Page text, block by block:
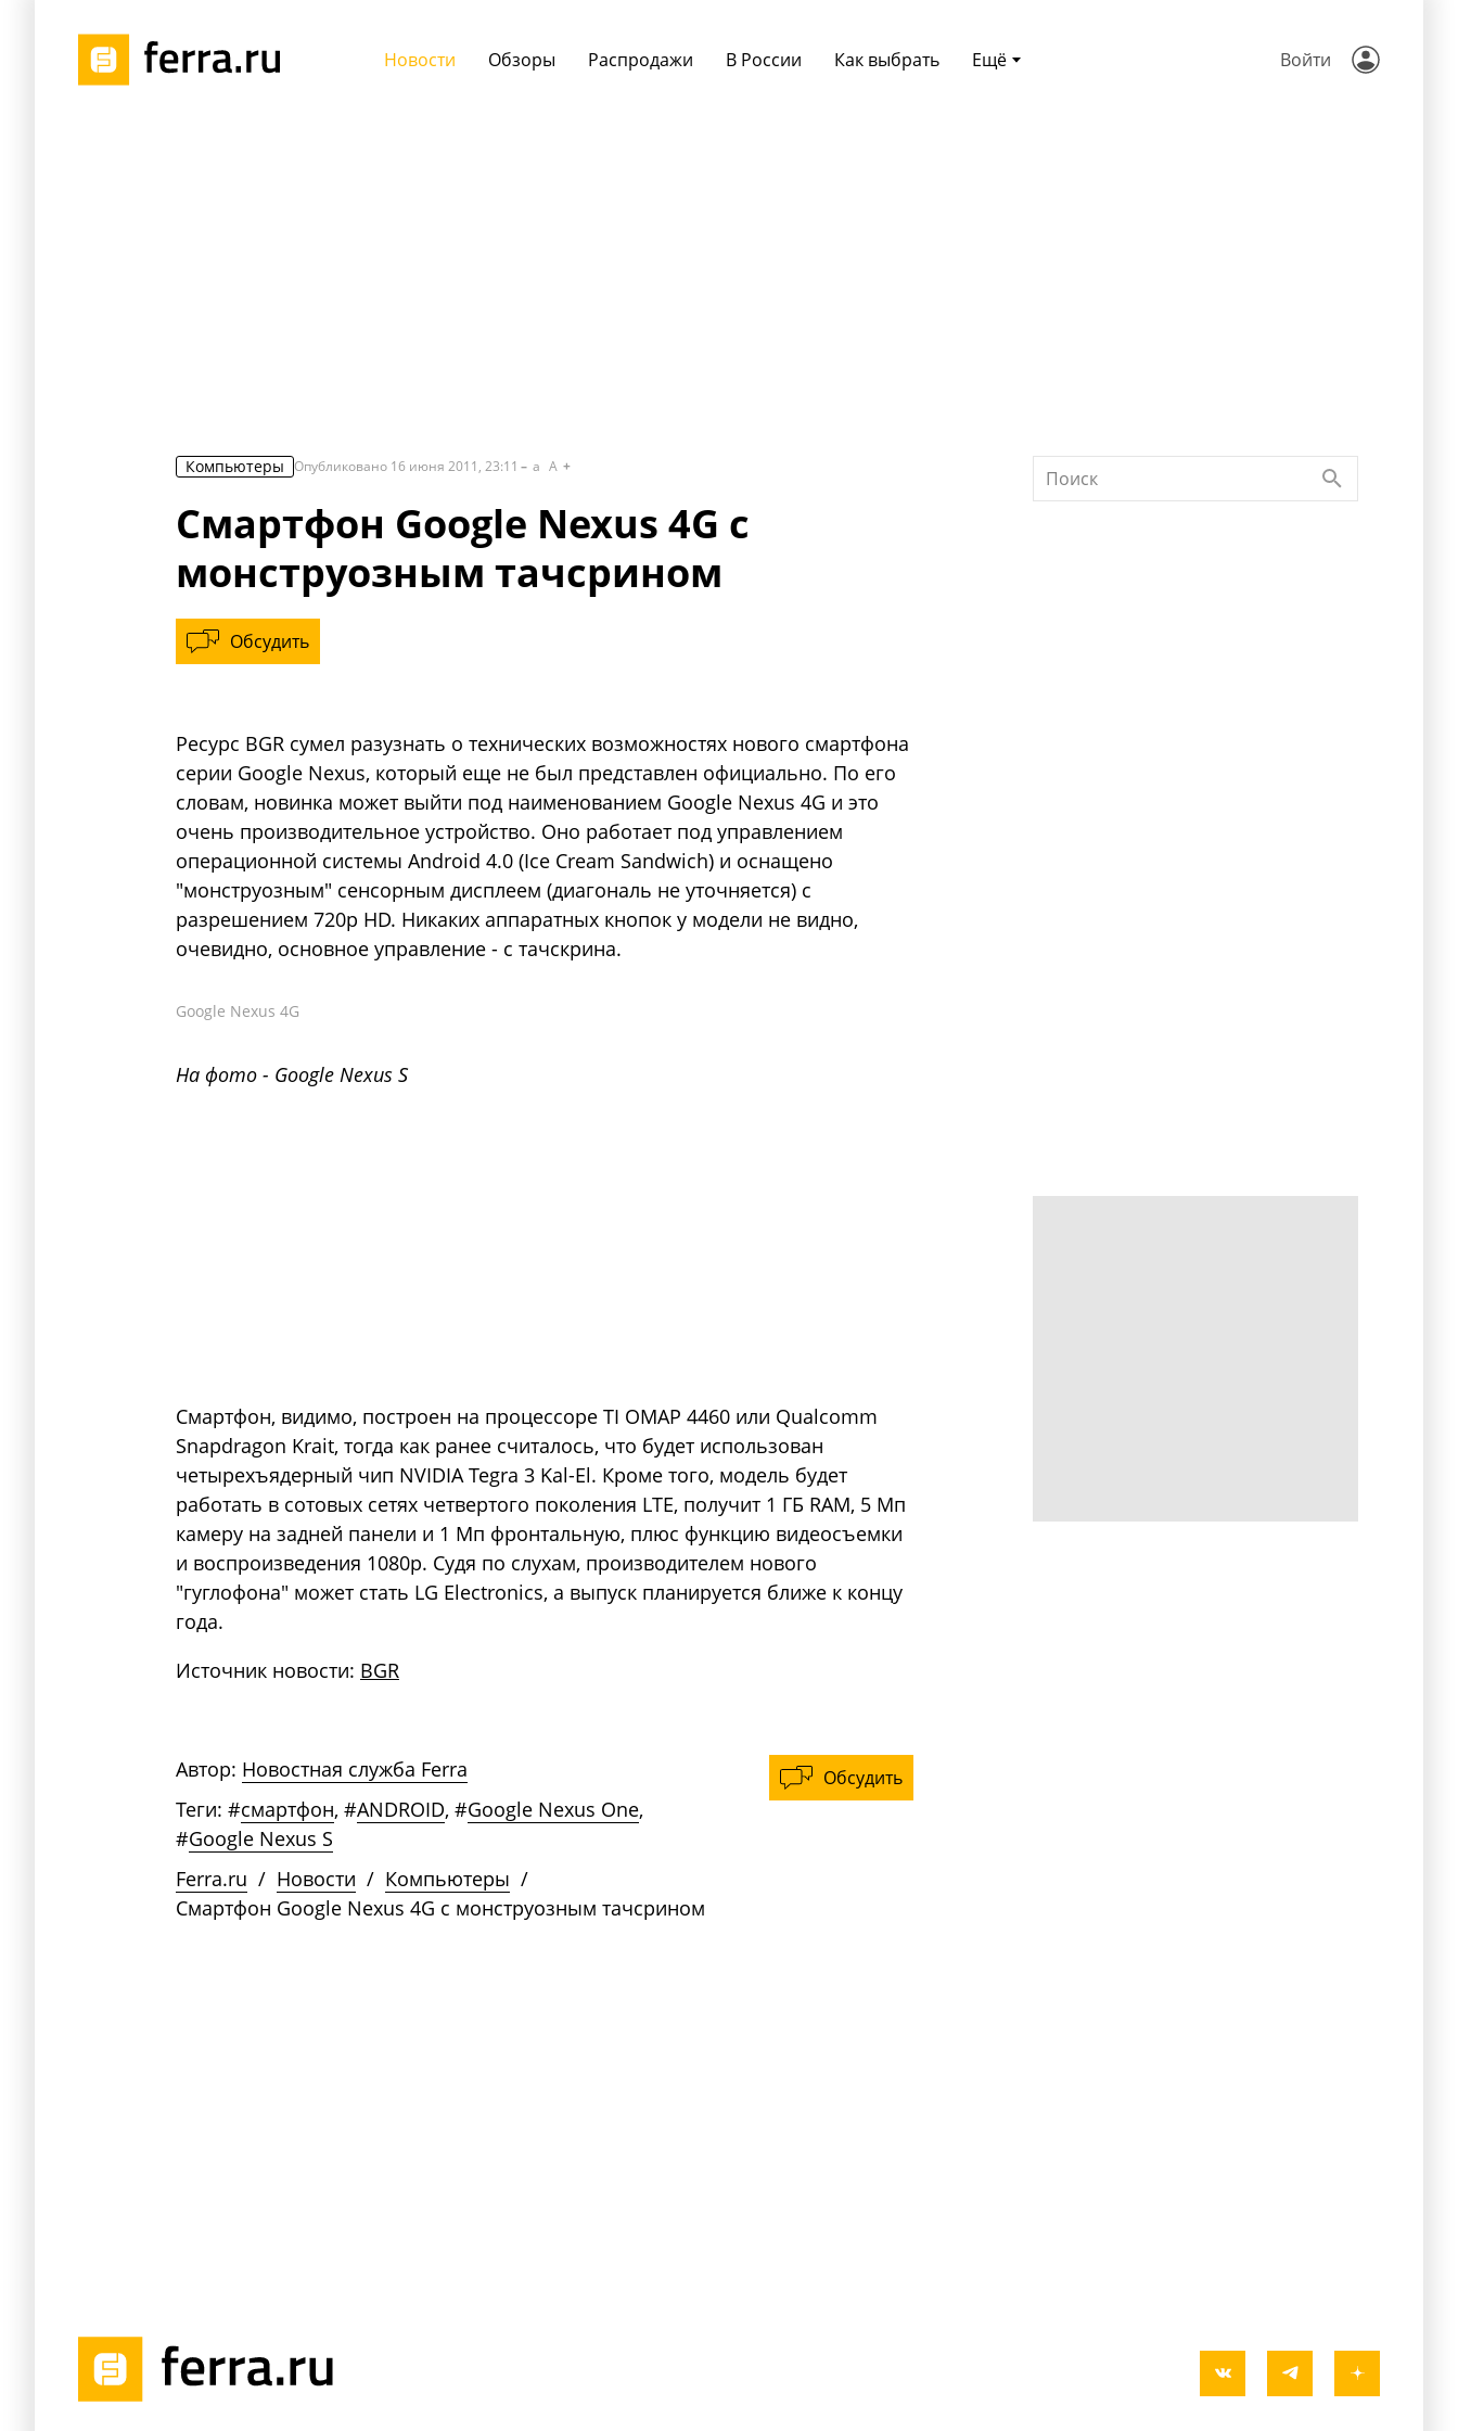
Ещё
Новости Обзоры Распродажи В России Как выбрать Войти
Компьютеры Опубликовано 16 июня 2011, 23:11 a A
Смартфон Google Nexus 4G с
монструозным тачсрином
Обсудить
Ресурс BGR сумел разузнать о технических возможностях нового смартфона
серии Google Nexus, который еще не был представлен официально. По его
словам, новинка может выйти под наименованием Google Nexus 4G и это
очень производительное устройство. Оно работает под управлением
операционной системы Android 4.0 (Ice Cream Sandwich) и оснащено
"монструозным" сенсорным дисплеем (диагональ не уточняется) с
разрешением 720p HD. Никаких аппаратных кнопок у модели не видно,
очевидно, основное управление - с тачскрина.
Google Nexus 4G
На фото - Google Nexus S
Смартфон, видимо, построен на процессоре TI OMAP 4460 или Qualcomm
Snapdragon Krait, тогда как ранее считалось, что будет использован
четырехъядерный чип NVIDIA Tegra 3 Kal-El. Кроме того, модель будет
работать в сотовых сетях четвертого поколения LTE, получит 1 ГБ RAM, 5 Мп
камеру на задней панели и 1 Мп фронтальную, плюс функцию видеосъемки
и воспроизведения 1080p. Судя по слухам, производителем нового
"гуглофона" может стать LG Electronics, а выпуск планируется ближе к концу
года.
Источник новости: BGR
Обсудить
Автор: Новостная служба Ferra
Теги: #смартфон, #ANDROID, #Google Nexus One,
#Google Nexus S
Ferra.ru / Новости / Компьютеры /
Смартфон Google Nexus 4G с монструозным тачсрином